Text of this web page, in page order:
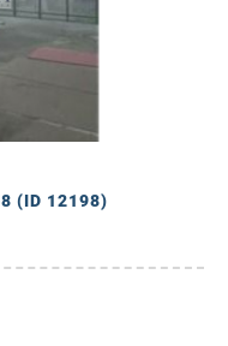
(ID 12198)